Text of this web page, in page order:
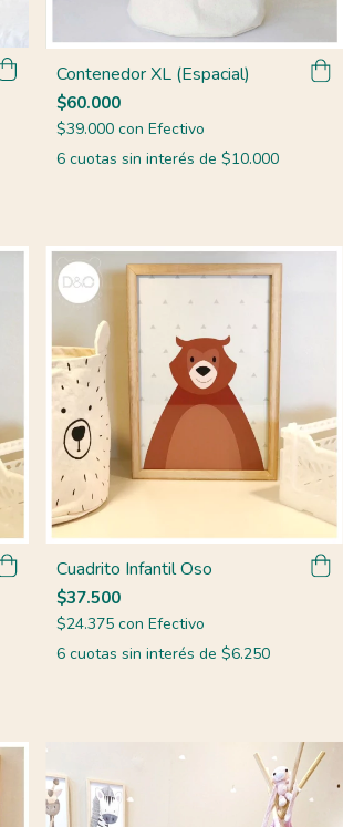
Contenedor XL (Espacial)
$60.000
$39.000con Efectivo
6 cuotas sin interés de$10.000
Cuadrito Infantil Oso
$37.500
$24.375con Efectivo
6 cuotas sin interés de$6.250